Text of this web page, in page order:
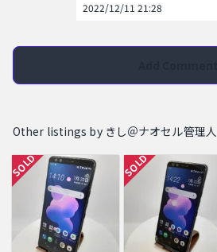
2022/12/11 21:28
Other listings by きし＠ナオセル管理人
SOLD SOLD